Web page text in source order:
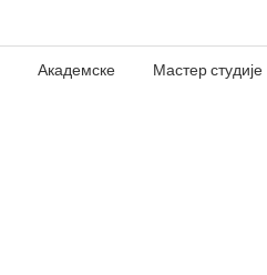
Академске Мастер студије